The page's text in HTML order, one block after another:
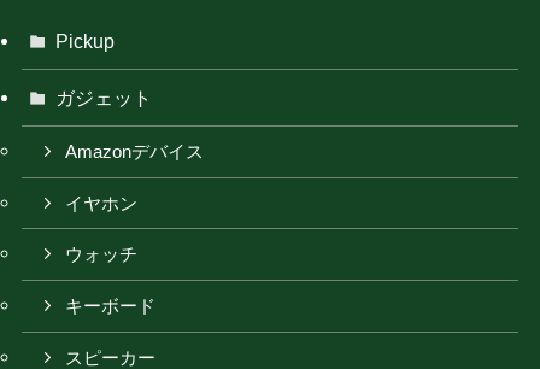
Pickup
ガジェット
Amazonデバイス
イヤホン
ウォッチ
キーボード
スピーカー